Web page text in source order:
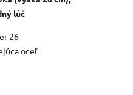
lúč
26
oceľ